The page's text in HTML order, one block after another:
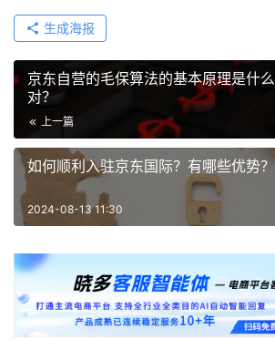
生成海报
京东自营的毛保算法的基本原理是什
对？
上一篇
如何顺利入驻京东国际？有哪些优势？
2024-08-13 11:30